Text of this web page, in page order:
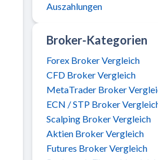
Auszahlungen
Broker-Kategorien
Forex Broker Vergleich
CFD Broker Vergleich
MetaTrader Broker
ECN / STP Broker
Scalping Broker Vergleich
Aktien Broker Vergleich
Futures Broker Vergleich